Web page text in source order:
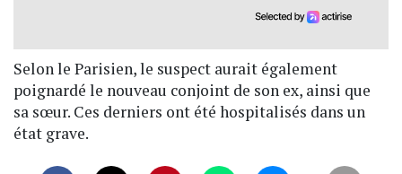
Selon le Parisien, le suspect aurait également
poignardé le nouveau conjoint de son ex, ainsi que
sa sœur. Ces derniers ont été hospitalisés dans un
état grave.